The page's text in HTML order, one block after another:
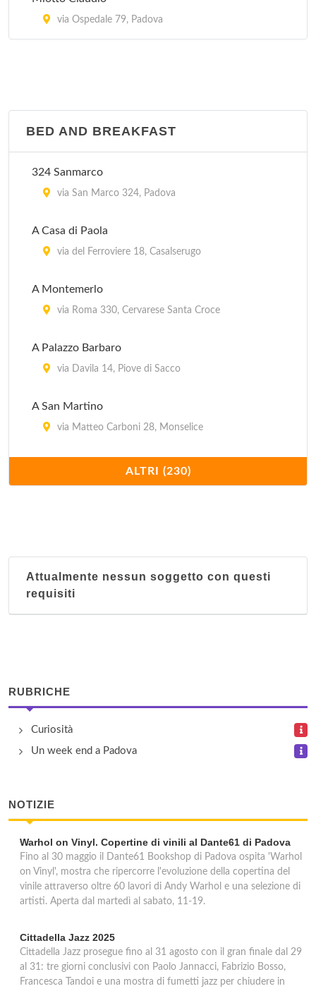
via Ospedale 79, Padova
BED AND BREAKFAST
324 Sanmarco
via San Marco 324, Padova
A Casa di Paola
via del Ferroviere 18, Casalserugo
A Montemerlo
via Roma 330, Cervarese Santa Croce
A Palazzo Barbaro
via Davila 14, Piove di Sacco
A San Martino
via Matteo Carboni 28, Monselice
via Liviana 99, Torreglia
Ai Tigli
Al Girasole
Al Ponte (Bartolami Andrea)
ALTRI (230)
Attualmente nessun soggetto con questi
requisiti
RUBRICHE
Curiosità
Un week end a Padova
NOTIZIE
Warhol on Vinyl. Copertine di vinili al Dante61 di Padova
Fino al 30 maggio il Dante61 Bookshop di Padova ospita 'Warhol
on Vinyl', mostra che ripercorre l'evoluzione della copertina del
vinile attraverso oltre 60 lavori di Andy Warhol e una selezione di
artisti. Aperta dal martedì al sabato, 11-19.
Cittadella Jazz 2025
Cittadella Jazz prosegue fino al 31 agosto con il gran finale dal 29
al 31: tre giorni conclusivi con Paolo Jannacci, Fabrizio Bosso,
Francesca Tandoi e una mostra di fumetti jazz per chiudere in